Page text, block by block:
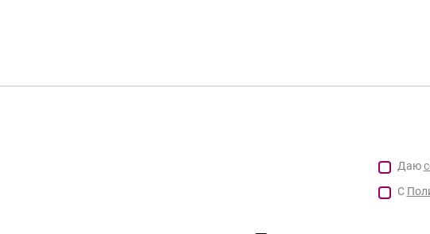
Даю
С